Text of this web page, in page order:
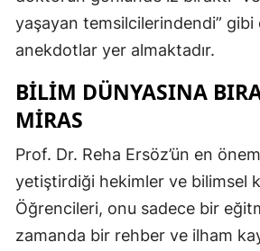
yaşayan temsilcilerindendi” gibi
anekdotlar yer almaktadır.
BILIM DÜNYASINA
MIRAS
Prof. Dr. Reha Ersöz’ün en
yetiştirdiği hekimler ve bilimsel
Öğrencileri, onu sadece bir
zamanda bir rehber ve ilham